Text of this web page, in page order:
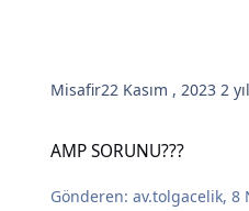
Misafir22 Kasım , 20232 yıl
AMP SORUNU???
Gönderen:av.tolgacelik,8